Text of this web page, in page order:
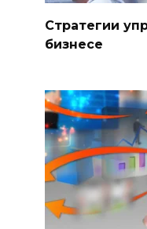
Стратегии
бизнесе